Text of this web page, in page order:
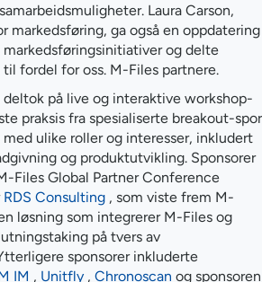
Laura Carson,
markedsføring, ga også en oppdatering
og delte
fordel for oss. M-Files partnere.
på live og interaktive workshop-
praksis fra spesialiserte breakout-spor
ulike roller og interesser, inkludert
og produktutvikling. Sponsorer
Files Global Partner Conference
RDS Consulting , som viste frem M-
løsning som integrerer M-Files og
på tvers av
sponsorer inkluderte
IM , Unitfly , Chronoscan og sponsoren